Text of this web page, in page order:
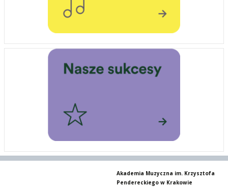
Akademia Muzyczna im. Krzysztofa
Pendereckiego w Krakowie